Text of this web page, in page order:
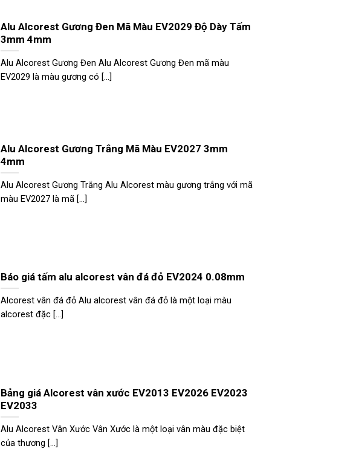
Alu Alcorest Gương Đen Mã Màu EV2029 Độ Dày Tấm
3mm 4mm
Alu Alcorest Gương Đen Alu Alcorest Gương Đen mã màu
EV2029 là màu gương có [...]
Alu Alcorest Gương Trắng Mã Màu EV2027 3mm
4mm
Alu Alcorest Gương Trắng Alu Alcorest màu gương trắng với mã
màu EV2027 là mã [...]
Báo giá tấm alu alcorest vân đá đỏ EV2024 0.08mm
Alcorest vân đá đỏ Alu alcorest vân đá đỏ là một loại màu
alcorest đặc [...]
Bảng giá Alcorest vân xước EV2013 EV2026 EV2023
EV2033
Alu Alcorest Vân Xước Vân Xước là một loại vân màu đặc biệt
của thương [...]